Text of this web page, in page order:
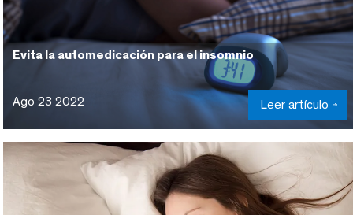
Evita la automedicación para el insomnio
Ago 23 2022 Leer artículo